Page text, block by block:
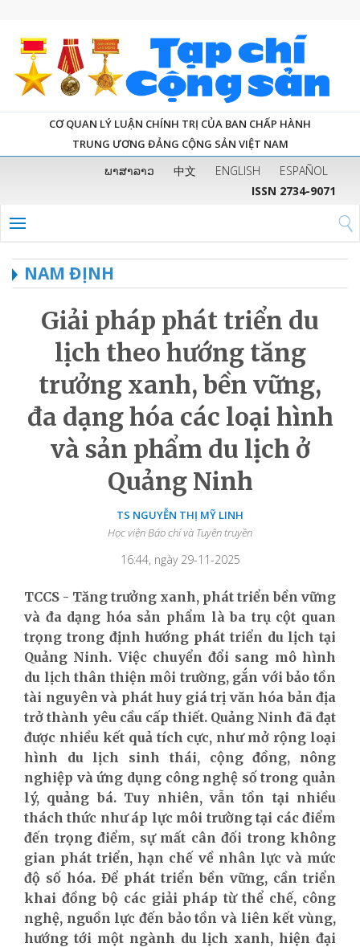
CƠ QUAN LÝ LUẬN CHÍNH TRỊ CỦA BAN CHẤP HÀNH
TRUNG ƯƠNG ĐẢNG CỘNG SẢN VIỆT NAM
ພາສາລາວ 中文 ENGLISH
ESPAÑOL
ISSN 2734-9071
NAM ĐỊNH
Giải pháp phát triển du
lịch theo hướng tăng
trưởng xanh, bền vững,
đa dạng hóa các loại hình
và sản phẩm du lịch ở
Quảng Ninh
TS NGUYỄN THỊ MỸ LINH
Học viện Báo chí và Tuyên truyền
16:44, ngày 29-11-2025
TCCS - Tăng trưởng xanh, phát triển bền vững
và đa dạng hóa sản phẩm là ba trụ cột quan
trọng trong định hướng phát triển du lịch tại
Quảng Ninh. Việc chuyển đổi sang mô hình
du lịch thân thiện môi trường, gắn với bảo tồn
tài nguyên và phát huy giá trị văn hóa bản địa
trở thành yêu cầu cấp thiết. Quảng Ninh đã đạt
được nhiều kết quả tích cực, như mở rộng loại
hình du lịch sinh thái, cộng đồng, nông
nghiệp và ứng dụng công nghệ số trong quản
lý, quảng bá. Tuy nhiên, vẫn tồn tại nhiều
thách thức như áp lực môi trường tại các điểm
đến trọng điểm, sự mất cân đối trong không
gian phát triển, hạn chế về nhân lực và mức
độ số hóa. Để phát triển bền vững, cần triển
khai đồng bộ các giải pháp từ thể chế, công
nghệ, nguồn lực đến bảo tồn và liên kết vùng,
hướng tới một ngành du lịch xanh, hiện đại